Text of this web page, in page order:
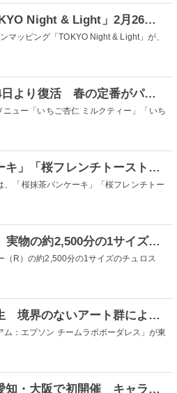
夜の都庁でプロジェクションマッピング「TOKYO Night & Light」2月26日より通年上映
マッピング「TOKYO Night & Light」が、
“ゴンチャ最大のヒット”「いちご杏仁」3月14日より復活 春の定番がパワーアップ
ュー「いちご杏仁 ミルクティー」「いち
エッグスンシングス、春限定「桜抹茶パンケーキ」「桜フレンチトースト」桜色メニューで花見気分
「桜抹茶パンケーキ」「桜フレンチトー
“食べるスカイツリー”「東京スカイチュロス」実物の約2,500分の1サイズを表現
（R）の約2,500分の1サイズのチュロス
「チームラボボーダレス」麻布台ヒルズに誕生 境界のないアート群による美しい作品世界に没入
：エプソン チームラボボーダレス」が東
「葬送のフリーレン」テーマカフェ、東京・愛知・大阪で初開催 キャラの好物や“魔法”ドリンクなど提供